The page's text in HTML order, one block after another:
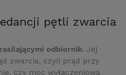
pętli zwarcia
odbiornik. Jej
zwarcia, czyli prąd przy
czy moc wyłączeniowa